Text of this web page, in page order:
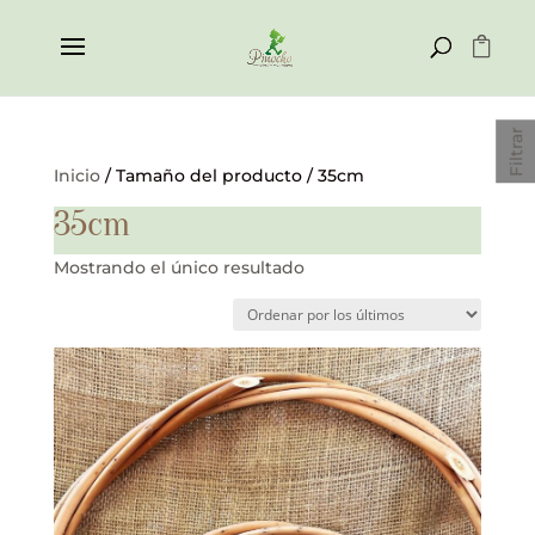
Inicio/ Tamaño del producto / 35cm
35cm
Mostrando el único resultado
Filtrar